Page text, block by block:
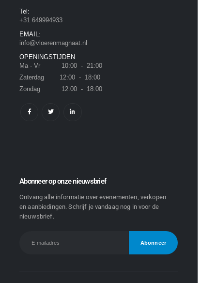
Tel:
+31 649994933
EMAIL:
info@vloerenmagnaat.nl
OPENINGSTIJDEN
Ma - Vr 10:00 - 21:00
Zaterdag 12:00 - 18:00
Zondag 12:00 - 18:00
Abonneer op onze nieuwsbrief
Ontvang alle informatie over evenementen, verkopen
en aanbiedingen. Schrijf je vandaag nog in voor de
nieuwsbrief.